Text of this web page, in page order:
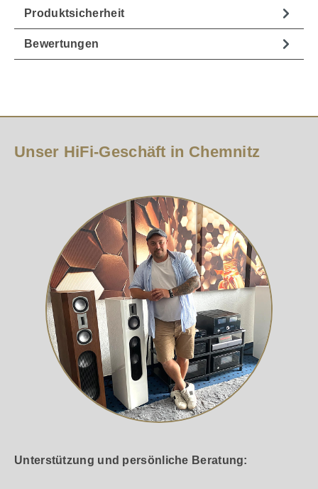
Produktsicherheit
Bewertungen
Unser HiFi-Geschäft in Chemnitz
Unterstützung und persönliche Beratung: